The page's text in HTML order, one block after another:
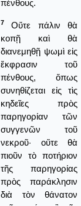
πένθους.
7
Οὔτε πάλιν θὰ
κοπῇ καὶ θὰ
διανεμηθῇ ψωμὶ εἰς
ἔκφρασιν τοῦ
πένθους, ὅπως
συνηθίζεται εἰς τὶς
κηδεῖες πρὸς
παρηγορίαν τῶν
συγγενῶν τοῦ
νεκροῦ· οὔτε θὰ
πιοῦν τὸ ποτήριον
τῆς παρηγορίας
πρὸς παράκλησιν
διὰ τὸν θάνατον